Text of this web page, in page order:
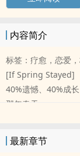
内容简介
标签：疗愈，恋爱
[If Spring Stayed]
40%遗憾、40%成
那年春天，
直到哥哥离开，
最新章节